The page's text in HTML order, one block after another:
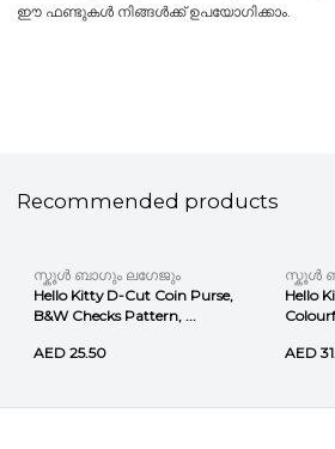
ഈ ഫണ്ടുകൾ നിങ്ങൾക്ക് ഉപയോഗിക്കാം.
Recommended products
സ്കൂൾ ബാഗും ലഗേജും
Hello Kitty D-Cut Coin Purse,
B&W Checks Pattern, ...
AED 25.50
സ്കൂൾ
Hello
AED